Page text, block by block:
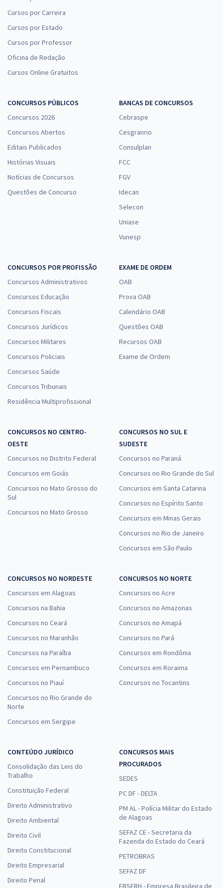
Cursos por Carreira
Cursos por Estado
Cursos por Professor
Oficina de Redação
Cursos Online Gratuitos
CONCURSOS PÚBLICOS
Concursos 2026
Concursos Abertos
Editais Publicados
Histórias Visuais
Notícias de Concursos
Questões de Concurso
BANCAS DE CONCURSOS
Cebraspe
Cesgranrio
Consulplan
FCC
FGV
Idecan
Selecon
Uniase
Vunesp
CONCURSOS POR PROFISSÃO
Concursos Administrativos
Concursos Educação
Concursos Fiscais
Concursos Jurídicos
Concursos Militares
Concursos Policiais
Concursos Saúde
Concursos Tribunais
Residência Multiprofissional
EXAME DE ORDEM
OAB
Prova OAB
Calendário OAB
Questões OAB
Recursos OAB
Exame de Ordem
CONCURSOS NO CENTRO-
OESTE
Concursos no Distrito Federal
Concursos em Goiás
Concursos no Mato Grosso do
Sul
Concursos no Mato Grosso
CONCURSOS NO SUL E
SUDESTE
Concursos no Paraná
Concursos no Rio Grande do Sul
Concursos em Santa Catarina
Concursos no Espírito Santo
Concursos em Minas Gerais
Concursos no Rio de Janeiro
Concursos em São Paulo
CONCURSOS NO NORDESTE
Concursos em Alagoas
Concursos na Bahia
Concursos no Ceará
Concursos no Maranhão
Concursos na Paraíba
Concursos em Pernambuco
Concursos no Piauí
Concursos no Rio Grande do
Norte
Concursos em Sergipe
CONCURSOS NO NORTE
Concursos no Acre
Concursos no Amazonas
Concursos no Amapá
Concursos no Pará
Concursos em Rondônia
Concursos em Roraima
Concursos no Tocantins
CONTEÚDO JURÍDICO
Consolidação das Leis do
Trabalho
Constituição Federal
Direito Administrativo
Direito Ambiental
Direito Civil
Direito Constitucional
Direito Empresarial
Direito Penal
CONCURSOS MAIS
PROCURADOS
SEDES
PC DF - DELTA
PM AL - Polícia Militar do Estado
de Alagoas
SEFAZ CE - Secretaria da
Fazenda do Estado do Ceará
PETROBRAS
SEFAZ DF
EBSERH - Empresa Brasileira de